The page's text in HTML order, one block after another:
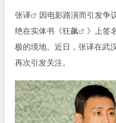
张译
因电影路演而引发争
绝在实体书《狂飙
》上签
极的境地。近日，张译在武
再次引发关注。